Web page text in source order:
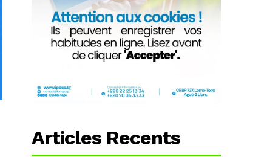
Articles Recents